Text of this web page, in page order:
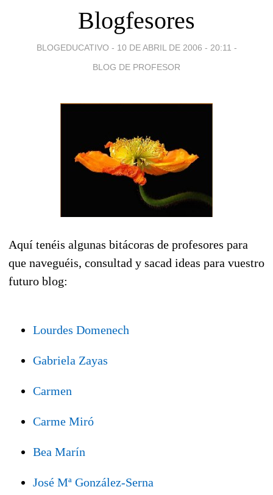
Blogfesores
BLOGEDUCATIVO - 10 DE ABRIL DE 2006 - 20:11 -
BLOG DE PROFESOR
Aquí tenéis algunas bitácoras de profesores para
que naveguéis, consultad y sacad ideas para vuestro
futuro blog:
Lourdes Domenech
Gabriela Zayas
Carmen
Carme Miró
Bea Marín
José Mª González-Serna